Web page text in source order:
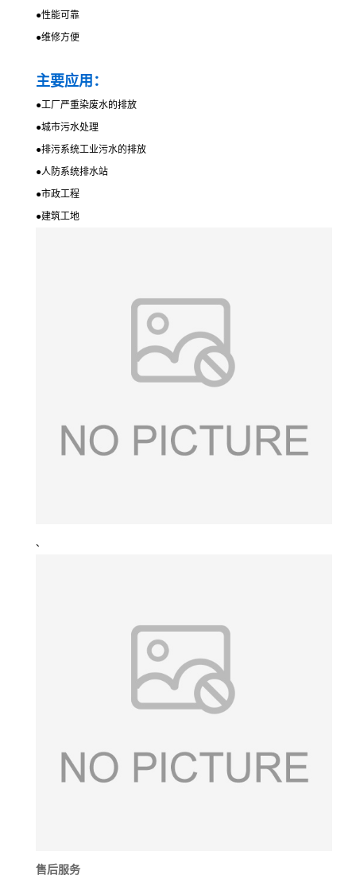
●性能可靠
●维修方便
主要应用：
●工厂严重染废水的排放
●城市污水处理
●排污系统工业污水的排放
●人防系统排水站
●市政工程
●建筑工地
、
售后服务